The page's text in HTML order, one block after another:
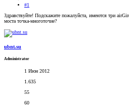
#1
Здравствуйте! Подскажите пожалуйста, имеются три
моста точка-многоточие?
ubnt.su
Administrator
1 Июн 2012
1.635
55
60